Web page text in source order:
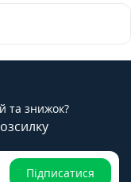
та знижок?
Підписатися